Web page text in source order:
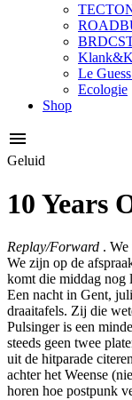
Le
Ecologie
Shop
Geluid
10 Years
Replay/Forward .
We zijn op de
komt die middag nog
Een nacht in Gent,
draaitafels. Zij die
Pulsinger is een
steeds geen twee
uit de hitparade
achter het Weense
horen hoe postpunk